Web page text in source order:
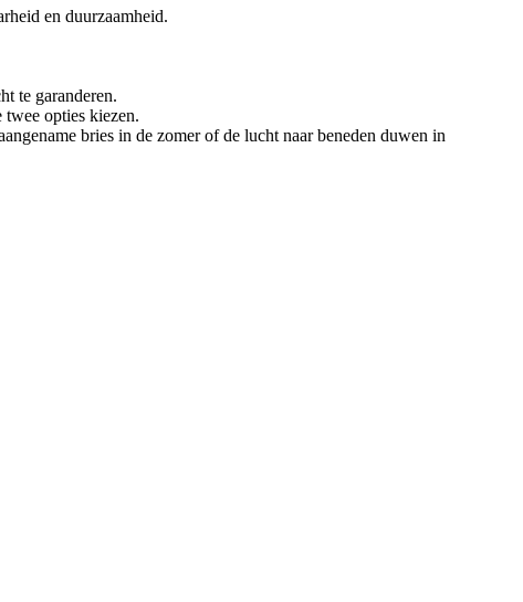
en duurzaamheid.
te garanderen.
opties kiezen.
bries in de zomer of de lucht naar beneden duwen in